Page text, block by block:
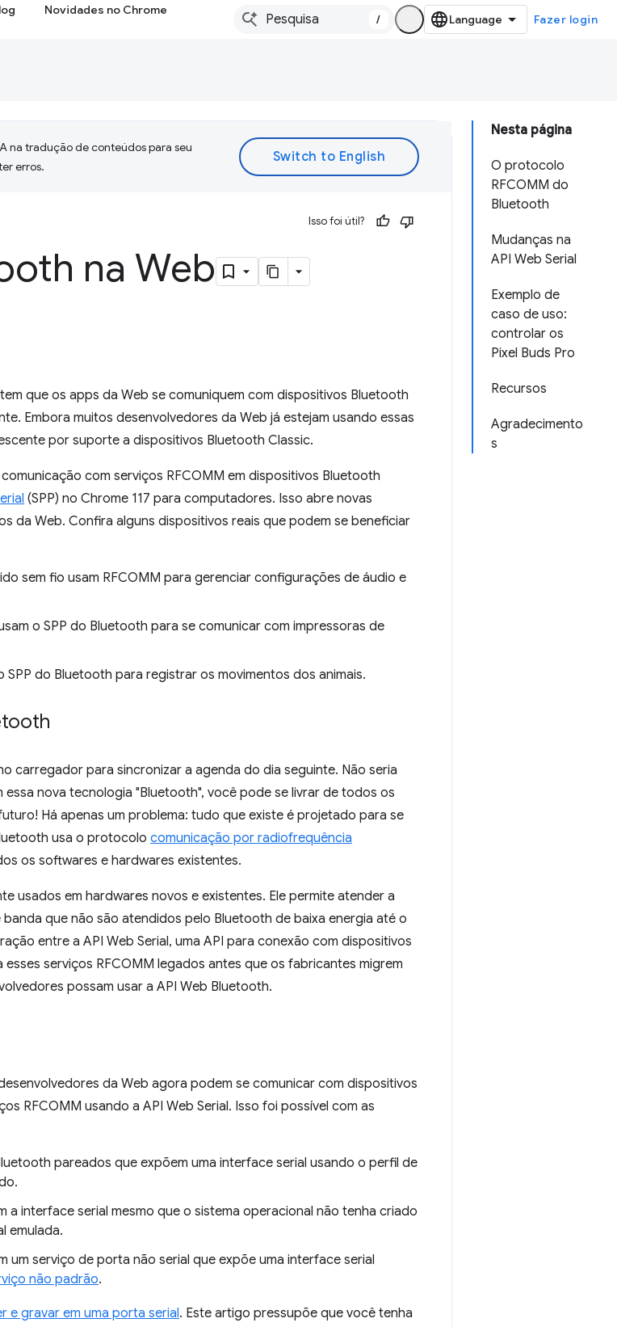
Novidades no Chrome
/ Fazer login
Nesta página
O protocolo
RFCOMM do
Bluetooth
Mudanças na
API Web Serial
Exemplo de
caso de uso:
controlar os
Pixel Buds Pro
Recursos
Agradecimento
s
na tradução de conteúdos para seu
erros.
Isso foi útil?
na Web
que os apps da Web se comuniquem com dispositivos Bluetooth
Embora muitos desenvolvedores da Web já estejam usando essas
por suporte a dispositivos Bluetooth Classic.
com serviços RFCOMM em dispositivos Bluetooth
(SPP) no Chrome 117 para computadores. Isso abre novas
da Web. Confira alguns dispositivos reais que podem se beneficiar
sem fio usam RFCOMM para gerenciar configurações de áudio e
o SPP do Bluetooth para se comunicar com impressoras de
do Bluetooth para registrar os movimentos dos animais.
carregador para sincronizar a agenda do dia seguinte. Não seria
nova tecnologia "Bluetooth", você pode se livrar de todos os
Há apenas um problema: tudo que existe é projetado para se
usa o protocolo comunicação por radiofrequência
os softwares e hardwares existentes.
usados em hardwares novos e existentes. Ele permite atender a
que não são atendidos pelo Bluetooth de baixa energia até o
entre a API Web Serial, uma API para conexão com dispositivos
serviços RFCOMM legados antes que os fabricantes migrem
possam usar a API Web Bluetooth.
da Web agora podem se comunicar com dispositivos
RFCOMM usando a API Web Serial. Isso foi possível com as
pareados que expõem uma interface serial usando o perfil de
a interface serial mesmo que o sistema operacional não tenha criado
emulada.
um serviço de porta não serial que expõe uma interface serial
não padrão.
e gravar em uma porta serial. Este artigo pressupõe que você tenha